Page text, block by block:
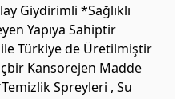
Giydirimli *Sağlıklı
Yapıya Sahiptir
Türkiye de Üretilmiştir
Kansorejen Madde
Spreyleri , Su